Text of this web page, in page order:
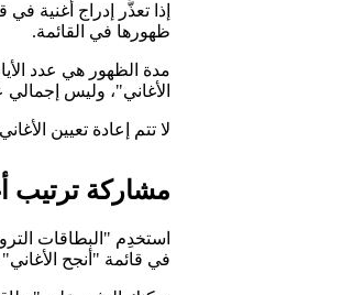
إذا تعذَّر إدراج أغنية
ظهورها في القائمة.
مدة الظهور هي عدد
الأغاني"، وليس إجمالي
لا تتم إعادة تعيين
مشاركة ترتيب
استخدِم "البطاقات
في قائمة "أنجح